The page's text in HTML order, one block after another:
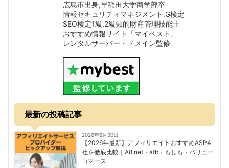
広島市出身,早稲田大学商学部卒
情報セキュリティマネジメント,G検定
SEO検定1級,2級知的財産管理技能士
おすすめ情報サイト「マイベスト」
レンタルサーバー・ドメイン監修
最新の投稿記事
2026年6月30日
【2026年最新】アフィリエイトおすすめASP4
社を徹底比較｜A8.net・afb・もしも・バリュー
コマース